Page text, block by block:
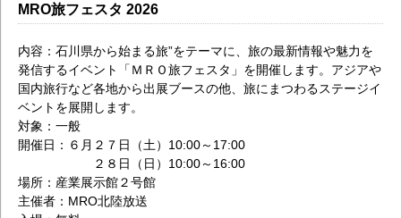
MRO旅フェスタ 2026
内容：石川県から始まる旅”をテーマに、旅の最新情報や魅力を
発信するイベント「ＭＲＯ旅フェスタ」を開催します。アジアや
国内旅行など各地から出展ブースの他、旅にまつわるステージイ
ベントを展開します。
対象：一般
開催日：６月２７日（土）10:00～17:00
２８日（日）10:00～16:00
場所：産業展示館２号館
主催者：MRO北陸放送